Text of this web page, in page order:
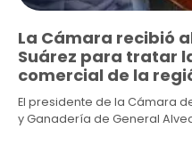
La Cámara recibió
Suárez para tratar
comercial de la
El presidente de la Cámara
y Ganadería de General